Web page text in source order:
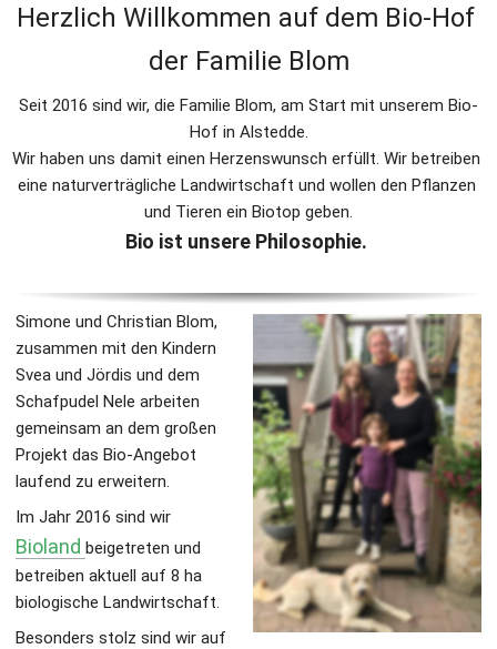
​​Herzlich Willkommen auf dem Bio-Hof
der Familie Blom
Seit 2016 sind wir, die Familie Blom, am Start mit unserem Bio-
Hof in Alstedde.
Wir haben uns damit einen Herzenswunsch erfüllt. Wir betreiben
eine naturverträgliche Landwirtschaft und wollen den Pflanzen
und Tieren ein Biotop geben.
Bio ist unsere Philosophie.
Simone und Christian Blom,
zusammen mit den Kindern
Svea und Jördis und dem
Schafpudel Nele arbeiten
gemeinsam an dem großen
Projekt das Bio-Angebot
laufend zu erweitern.
Bioland beigetreten und
betreiben aktuell auf 8 ha
biologische Landwirtschaft.
Besonders stolz sind wir auf